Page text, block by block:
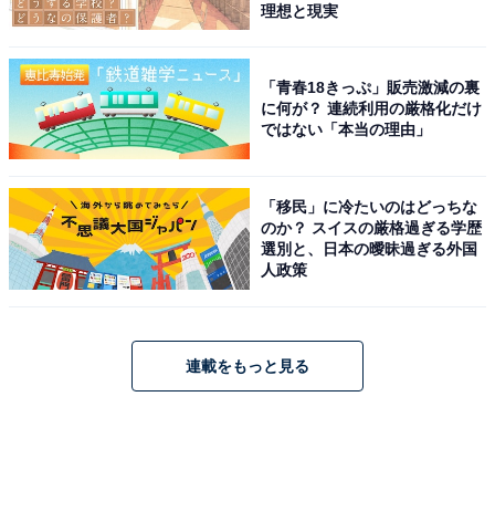
さにティラミス！
理想と現実
「青春18きっぷ」販売激減の裏
に何が？ 連続利用の厳格化だけ
ではない「本当の理由」
「移民」に冷たいのはどっちな
のか？ スイスの厳格過ぎる学歴
選別と、日本の曖昧過ぎる外国
人政策
連載をもっと見る